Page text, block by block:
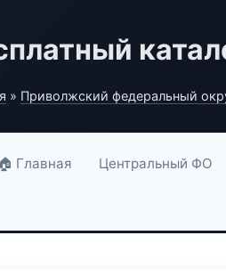
» Приволжский федеральный
🏠 Главная Центральный ФО